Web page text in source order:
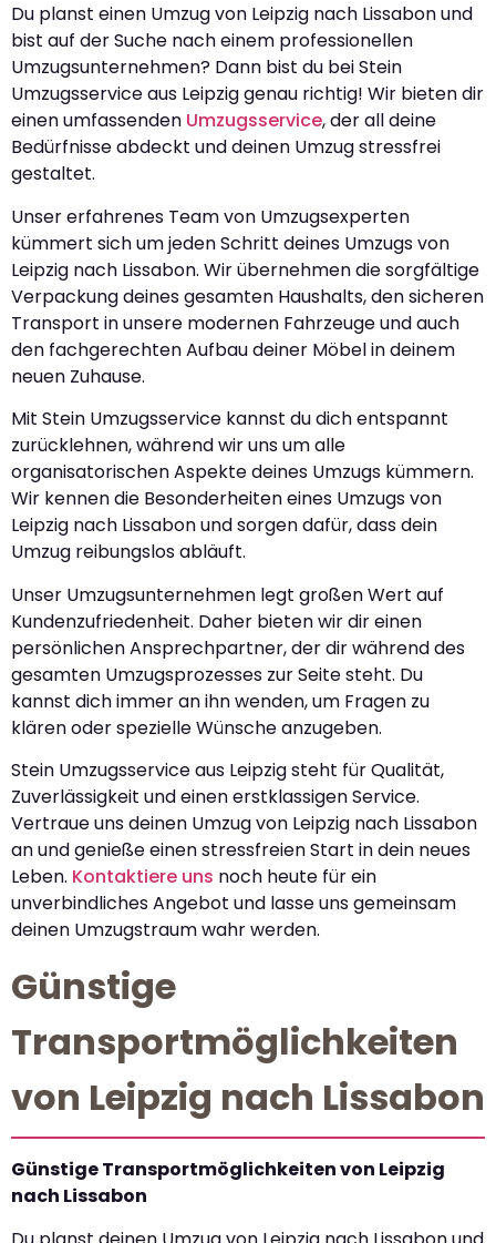
Du planst einen Umzug von Leipzig nach Lissabon und
bist auf der Suche nach einem professionellen
Umzugsunternehmen? Dann bist du bei Stein
Umzugsservice aus Leipzig genau richtig! Wir bieten dir
einen umfassenden Umzugsservice, der all deine
Bedürfnisse abdeckt und deinen Umzug stressfrei
gestaltet.
Unser erfahrenes Team von Umzugsexperten
kümmert sich um jeden Schritt deines Umzugs von
Leipzig nach Lissabon. Wir übernehmen die sorgfältige
Verpackung deines gesamten Haushalts, den sicheren
Transport in unsere modernen Fahrzeuge und auch
den fachgerechten Aufbau deiner Möbel in deinem
neuen Zuhause.
Mit Stein Umzugsservice kannst du dich entspannt
zurücklehnen, während wir uns um alle
organisatorischen Aspekte deines Umzugs kümmern.
Wir kennen die Besonderheiten eines Umzugs von
Leipzig nach Lissabon und sorgen dafür, dass dein
Umzug reibungslos abläuft.
Unser Umzugsunternehmen legt großen Wert auf
Kundenzufriedenheit. Daher bieten wir dir einen
persönlichen Ansprechpartner, der dir während des
gesamten Umzugsprozesses zur Seite steht. Du
kannst dich immer an ihn wenden, um Fragen zu
klären oder spezielle Wünsche anzugeben.
Stein Umzugsservice aus Leipzig steht für Qualität,
Zuverlässigkeit und einen erstklassigen Service.
Vertraue uns deinen Umzug von Leipzig nach Lissabon
an und genieße einen stressfreien Start in dein neues
Leben. Kontaktiere uns noch heute für ein
unverbindliches Angebot und lasse uns gemeinsam
deinen Umzugstraum wahr werden.
Günstige
Transportmöglichkeiten
von Leipzig nach Lissabon
Günstige Transportmöglichkeiten von Leipzig
nach Lissabon